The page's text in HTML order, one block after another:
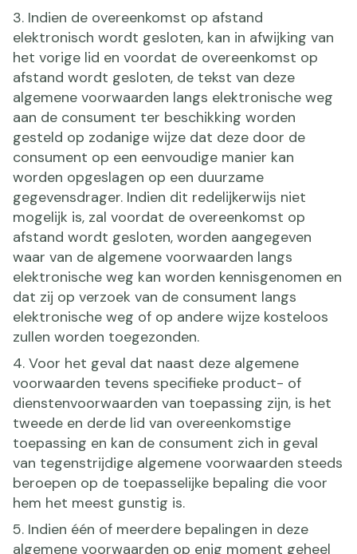
3. Indien de overeenkomst op afstand
elektronisch wordt gesloten, kan in afwijking van
het vorige lid en voordat de overeenkomst op
afstand wordt gesloten, de tekst van deze
algemene voorwaarden langs elektronische weg
aan de consument ter beschikking worden
gesteld op zodanige wijze dat deze door de
consument op een eenvoudige manier kan
worden opgeslagen op een duurzame
gegevensdrager. Indien dit redelijkerwijs niet
mogelijk is, zal voordat de overeenkomst op
afstand wordt gesloten, worden aangegeven
waar van de algemene voorwaarden langs
elektronische weg kan worden kennisgenomen en
dat zij op verzoek van de consument langs
elektronische weg of op andere wijze kosteloos
zullen worden toegezonden.
4. Voor het geval dat naast deze algemene
voorwaarden tevens specifieke product- of
dienstenvoorwaarden van toepassing zijn, is het
tweede en derde lid van overeenkomstige
toepassing en kan de consument zich in geval
van tegenstrijdige algemene voorwaarden steeds
beroepen op de toepasselijke bepaling die voor
hem het meest gunstig is.
5. Indien één of meerdere bepalingen in deze
algemene voorwaarden op enig moment geheel